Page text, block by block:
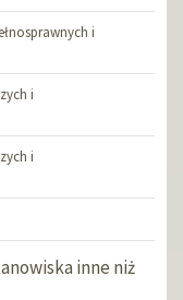
i
i
i
inne niż